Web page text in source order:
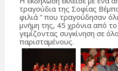
τραγούδια της Σοφίας
φιλιά ” που τραγούδησαν
μνήμη της, 45 χρόνια από
γεμίζοντας συγκίνηση σε
παρισταμένους.